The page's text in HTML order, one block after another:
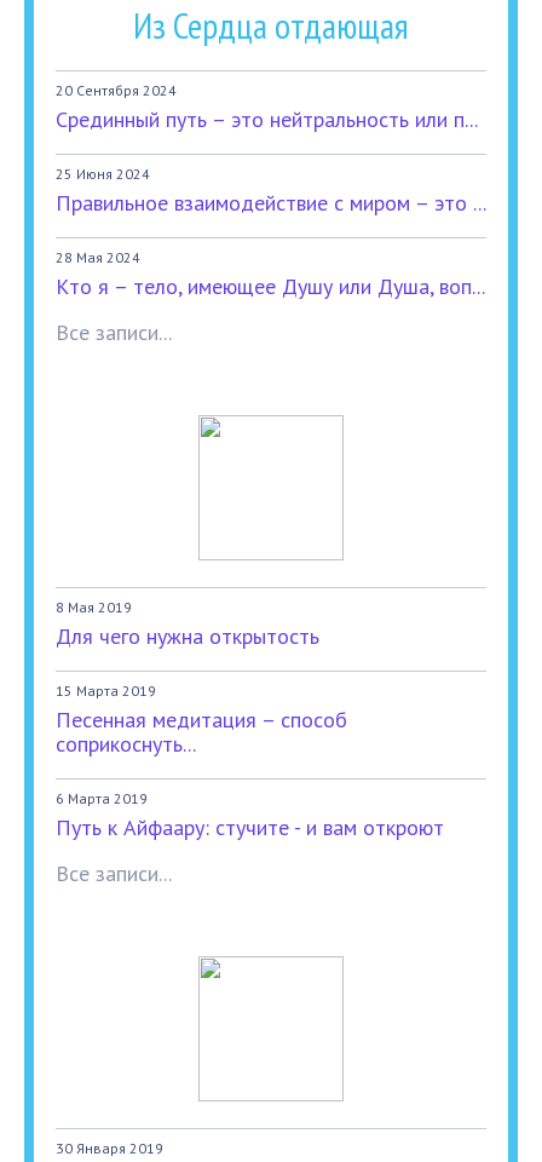
Из Сердца отдающая
20 Сентября 2024
Срединный путь – это нейтральность или п...
25 Июня 2024
Правильное взаимодействие с миром – это ...
28 Мая 2024
Кто я – тело, имеющее Душу или Душа, воп...
Все записи...
8 Мая 2019
Для чего нужна открытость
15 Марта 2019
Песенная медитация – способ
соприкоснуть...
6 Марта 2019
Путь к Айфаару: стучите - и вам откроют
Все записи...
30 Января 2019